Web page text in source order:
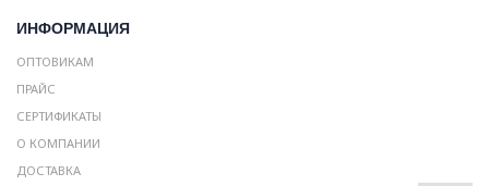
ИНФОРМАЦИЯ
ОПТОВИКАМ
ПРАЙС
СЕРТИФИКАТЫ
О КОМПАНИИ
ДОСТАВКА